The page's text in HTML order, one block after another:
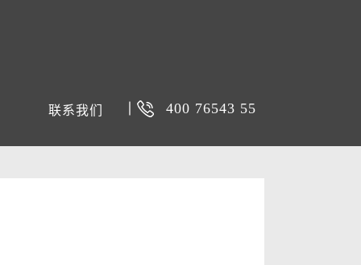
联系我们 400 76543 55